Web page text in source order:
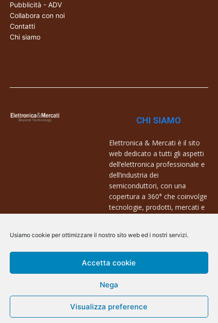
Usiamo cookie per ottimizzare il nostro sito web ed i nostri servizi.
Accetta cookie
Nega
Visualizza preference
Pubblicità - ADV
Collabora con noi
Contatti
Chi siamo
CHI SIAMO
Elettronica & Mercati è il sito
web dedicato a tutti gli aspetti
dell’elettronica professionale e
dell’industria dei
semiconduttori, con una
copertura a 360° che coinvolge
tecnologie, prodotti, mercati e
Contatti:
info@arscommunication.it
@ArsCommunication 2023